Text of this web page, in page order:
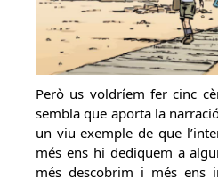
Però us voldríem fer cinc
sembla que aporta la
un viu exemple de que
més ens hi dediquem a
més descobrim i més ens